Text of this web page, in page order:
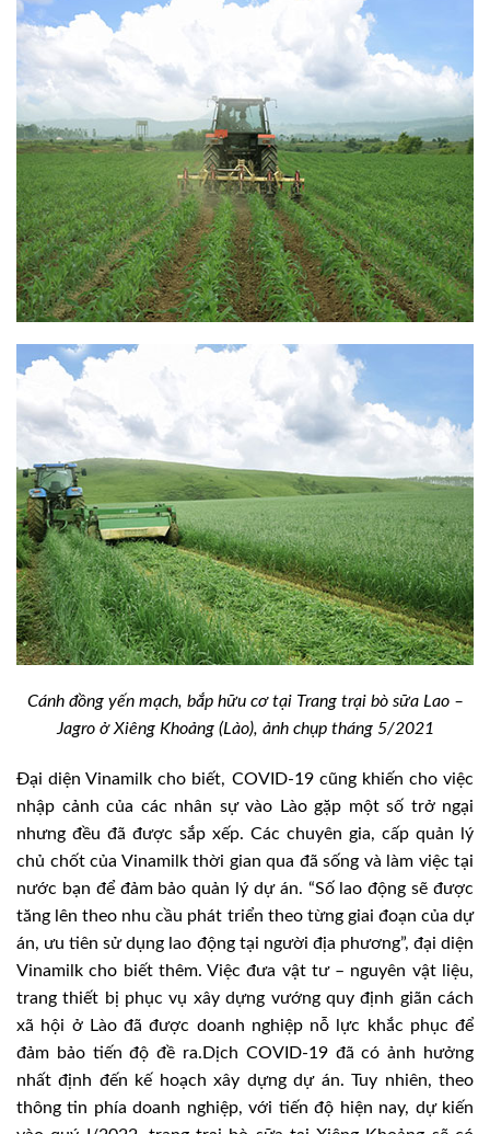
Cánh đồng yến mạch, bắp hữu cơ tại Trang trại bò sữa Lao –
Jagro ở Xiêng Khoảng (Lào), ảnh chụp tháng 5/2021
Đại diện Vinamilk cho biết, COVID-19 cũng khiến cho việc
nhập cảnh của các nhân sự vào Lào gặp một số trở ngại
nhưng đều đã được sắp xếp. Các chuyên gia, cấp quản lý
chủ chốt của Vinamilk thời gian qua đã sống và làm việc tại
nước bạn để đảm bảo quản lý dự án. “Số lao động sẽ được
tăng lên theo nhu cầu phát triển theo từng giai đoạn của dự
án, ưu tiên sử dụng lao động tại người địa phương”, đại diện
Vinamilk cho biết thêm. Việc đưa vật tư – nguyên vật liệu,
trang thiết bị phục vụ xây dựng vướng quy định giãn cách
xã hội ở Lào đã được doanh nghiệp nỗ lực khắc phục để
đảm bảo tiến độ đề ra.Dịch COVID-19 đã có ảnh hưởng
nhất định đến kế hoạch xây dựng dự án. Tuy nhiên, theo
thông tin phía doanh nghiệp, với tiến độ hiện nay, dự kiến